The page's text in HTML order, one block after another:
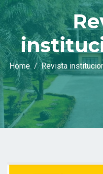
Home Revista